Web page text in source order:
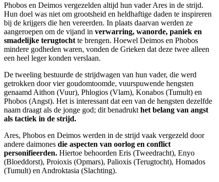
Phobos en Deimos vergezelden altijd hun vader Ares in de strijd.
Hun doel was niet om grootsheid en heldhaftige daden te inspireren
bij de krijgers die hen vereerden. In plaats daarvan werden ze
aangeroepen om de vijand in verwarring, wanorde, paniek en
smadelijke terugtocht te brengen. Hoewel Deimos en Phobos
mindere godheden waren, vonden de Grieken dat deze twee alleen
een heel leger konden verslaan.
De tweeling bestuurde de strijdwagen van hun vader, die werd
getrokken door vier goudomtoomde, vuurspuwende hengsten
genaamd Aithon (Vuur), Phlogios (Vlam), Konabos (Tumult) en
Phobos (Angst). Het is interessant dat een van de hengsten dezelfde
naam draagt als de jonge god; dit benadrukt het belang van angst
als tactiek in de strijd.
Ares, Phobos en Deimos werden in de strijd vaak vergezeld door
andere daimones die aspecten van oorlog en conflict
personifieerden. Hiertoe behoorden Eris (Tweedracht), Enyo
(Bloeddorst), Proioxis (Opmars), Palioxis (Terugtocht), Homados
(Tumult) en Androktasia (Slachting).